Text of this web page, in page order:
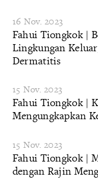
16 Nov. 2023
Fahui Tiongkok |
Lingkungan
Dermatitis
15 Nov. 2023
Fahui Tiongkok |
Mengungkapkan
15 Nov. 2023
Fahui Tiongkok |
dengan Rajin